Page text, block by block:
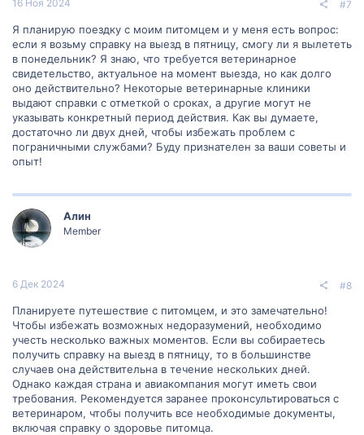
16 Ноя 2024 #7
Я планирую поездку с моим питомцем и у меня есть вопрос:
если я возьму справку на выезд в пятницу, смогу ли я вылететь
в понедельник? Я знаю, что требуется ветеринарное
свидетельство, актуальное на момент выезда, но как долго
оно действительно? Некоторые ветеринарные клиники
выдают справки с отметкой о сроках, а другие могут не
указывать конкретный период действия. Как вы думаете,
достаточно ли двух дней, чтобы избежать проблем с
пограничными службами? Буду признателен за ваши советы и
опыт!
Алин
Member
6 Дек 2024 #8
Планируете путешествие с питомцем, и это замечательно!
Чтобы избежать возможных недоразумений, необходимо
учесть несколько важных моментов. Если вы собираетесь
получить справку на выезд в пятницу, то в большинстве
случаев она действительна в течение нескольких дней.
Однако каждая страна и авиакомпания могут иметь свои
требования. Рекомендуется заранее проконсультироваться с
ветеринаром, чтобы получить все необходимые документы,
включая справку о здоровье питомца.